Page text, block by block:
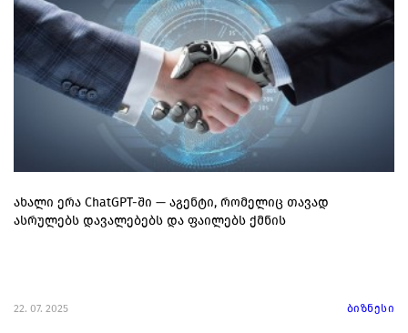
ახალი ერა ChatGPT-ში — აგენტი, რომელიც თავად
ასრულებს დავალებებს და ფაილებს ქმნის
22. 07. 2025 ბიზნესი